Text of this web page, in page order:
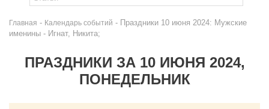
Главная - Календарь событий - Праздники 10 июня 2024: Мужские
именины - Игнат, Никита;
ПРАЗДНИКИ ЗА 10 ИЮНЯ 2024,
ПОНЕДЕЛЬНИК